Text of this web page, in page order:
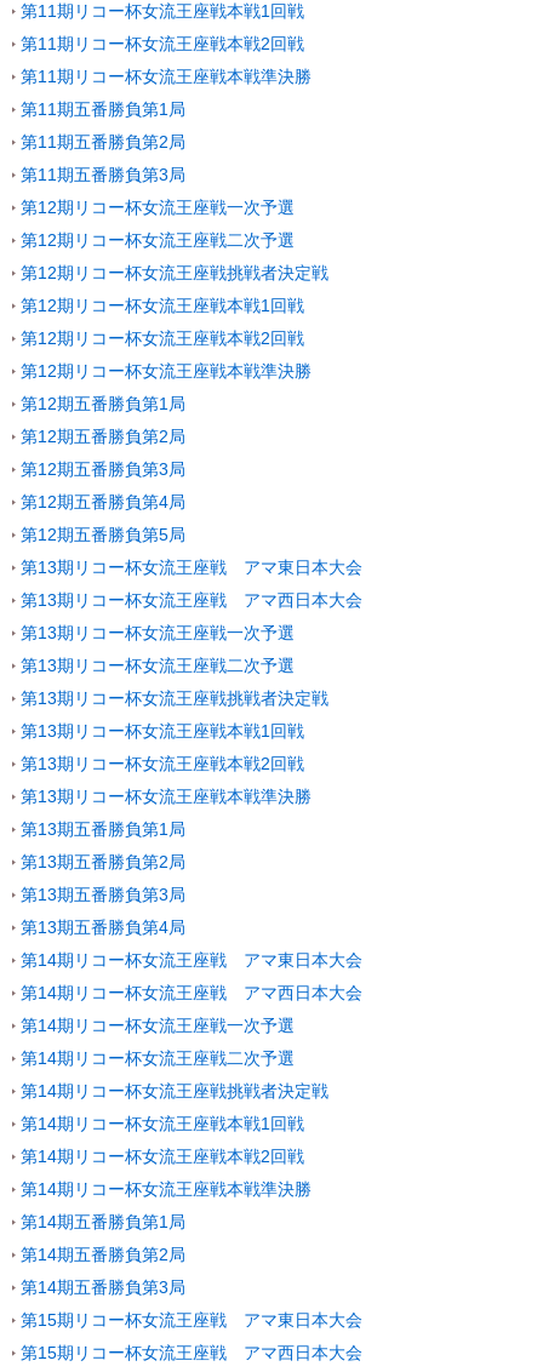
第11期リコー杯女流王座戦本戦1回戦
第11期リコー杯女流王座戦本戦2回戦
第11期リコー杯女流王座戦本戦準決勝
第11期五番勝負第1局
第11期五番勝負第2局
第11期五番勝負第3局
第12期リコー杯女流王座戦一次予選
第12期リコー杯女流王座戦二次予選
第12期リコー杯女流王座戦挑戦者決定戦
第12期リコー杯女流王座戦本戦1回戦
第12期リコー杯女流王座戦本戦2回戦
第12期リコー杯女流王座戦本戦準決勝
第12期五番勝負第1局
第12期五番勝負第2局
第12期五番勝負第3局
第12期五番勝負第4局
第12期五番勝負第5局
第13期リコー杯女流王座戦 アマ東日本大会
第13期リコー杯女流王座戦 アマ西日本大会
第13期リコー杯女流王座戦一次予選
第13期リコー杯女流王座戦二次予選
第13期リコー杯女流王座戦挑戦者決定戦
第13期リコー杯女流王座戦本戦1回戦
第13期リコー杯女流王座戦本戦2回戦
第13期リコー杯女流王座戦本戦準決勝
第13期五番勝負第1局
第13期五番勝負第2局
第13期五番勝負第3局
第13期五番勝負第4局
第14期リコー杯女流王座戦 アマ東日本大会
第14期リコー杯女流王座戦 アマ西日本大会
第14期リコー杯女流王座戦一次予選
第14期リコー杯女流王座戦二次予選
第14期リコー杯女流王座戦挑戦者決定戦
第14期リコー杯女流王座戦本戦1回戦
第14期リコー杯女流王座戦本戦2回戦
第14期リコー杯女流王座戦本戦準決勝
第14期五番勝負第1局
第14期五番勝負第2局
第14期五番勝負第3局
第15期リコー杯女流王座戦 アマ東日本大会
第15期リコー杯女流王座戦 アマ西日本大会